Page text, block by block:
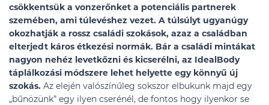
csökkentsük a vonzerőnket a potenciális partnerek
szemében, ami túlevéshez vezet. A túlsúlyt ugyanúgy
okozhatják a rossz családi szokások, azaz a családban
elterjedt káros étkezési normák. Bár a családi mintákat
nagyon nehéz levetkőzni és kicserélni, az IdealBody
táplálkozási módszere lehet helyette egy könnyű új
szokás. Az elején valószínűleg sokszor elbukunk majd egy
„bűnözünk” egy ilyen cserénél, de fontos hogy ilyenkor se